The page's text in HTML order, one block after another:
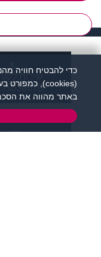
שירות
5030670
כדי להבטיח חוויה
(cookies), כמפורט בעמוד
באתר מהווה את